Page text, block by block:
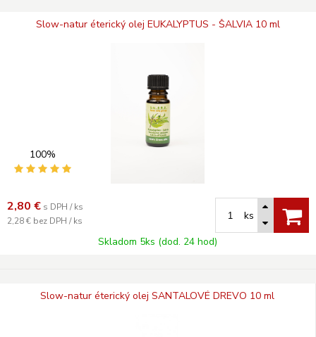
Slow-natur éterický olej EUKALYPTUS - ŠALVIA 10 ml
100%
2,80 € s DPH / ks
2,28 € bez DPH / ks
ks
Skladom 5ks (dod. 24 hod)
Slow-natur éterický olej SANTALOVÉ DREVO 10 ml